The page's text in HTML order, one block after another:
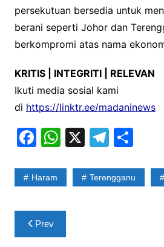
persekutuan bersedia untuk
berani seperti Johor dan
berkompromi atas nama
KRITIS | INTEGRITI | RELEVAN
Ikuti media sosial kami
di https://linktr.ee/madaninews
F
c
b
o
W
at
A
p
X T
e
S
ar
Haram Terengganu
Post
navigation
Prev